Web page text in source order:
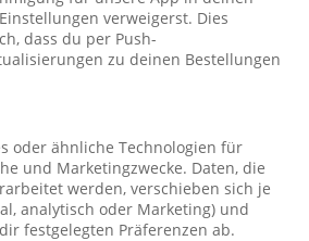
verweigerst. Dies
dass du per Push-
zu deinen Bestellungen
oder ähnliche Technologien für
und Marketingzwecke. Daten, die
werden, verschieben sich je
analytisch oder Marketing) und
festgelegten Präferenzen ab.